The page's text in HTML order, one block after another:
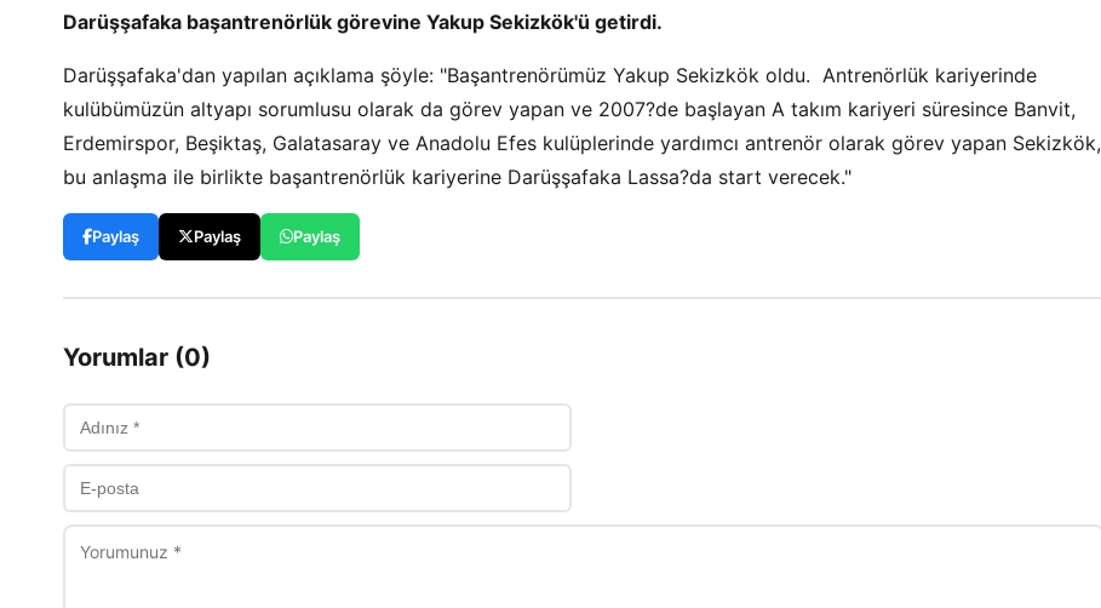
Darüşşafaka başantrenörlük görevine Yakup Sekizkök'ü getirdi.
Darüşşafaka'dan yapılan açıklama şöyle: "Başantrenörümüz Yakup Sekizkök oldu. Antrenörlük kariyerinde
kulübümüzün altyapı sorumlusu olarak da görev yapan ve 2007?de başlayan A takım kariyeri süresince Banvit,
Erdemirspor, Beşiktaş, Galatasaray ve Anadolu Efes kulüplerinde yardımcı antrenör olarak görev yapan Sekizkök,
bu anlaşma ile birlikte başantrenörlük kariyerine Darüşşafaka Lassa?da start verecek."
Paylaş Paylaş Paylaş
Yorumlar (0)